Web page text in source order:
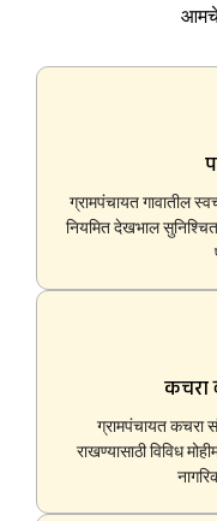
आमचे
ग्रामपंचायत गावातील
नियमित देखभाल
कचरा
ग्रामपंचायत कचरा
राखण्यासाठी विविध